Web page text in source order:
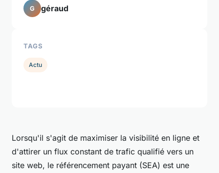
Lorsqu'il s'agit de maximiser la visibilité en ligne et
d'attirer un flux constant de trafic qualifié vers un
site web, le référencement payant (SEA) est une
G géraud
TAGS
Actu